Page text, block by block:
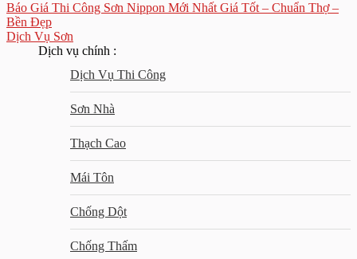
Báo Giá Thi Công Sơn Nippon Mới Nhất Giá Tốt – Chuẩn Thợ –
Bền Đẹp
Dịch Vụ Sơn
Dịch vụ chính :
Dịch Vụ Thi Công
Sơn Nhà
Thạch Cao
Mái Tôn
Chống Dột
Chống Thấm